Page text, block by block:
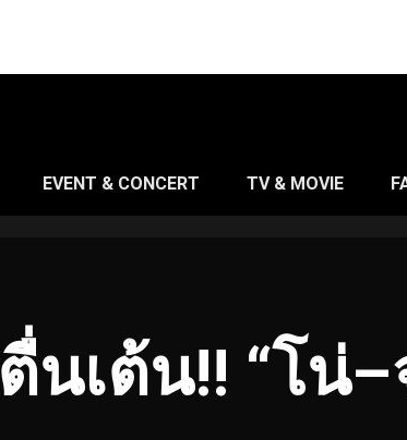
EVENT & CONCERT TV & MOVIE
ตื่นเต้น!! “โน่–